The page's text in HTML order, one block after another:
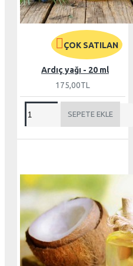
ÇOK SATILAN
Ardıç yağı - 20 ml
175,00TL
SEPETE EKLE